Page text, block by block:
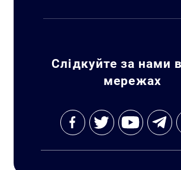
Слідкуйте за нами
мережах